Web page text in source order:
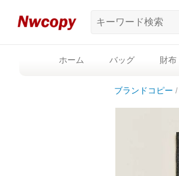
ホーム バッグ 財布
ブランドコピー